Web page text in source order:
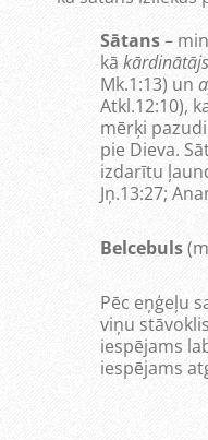
Sātans–
kā kārdinātājs
Mk.1:13) un
Atkl.12:10),
mērķi
pie Dieva.
izdarītu
Jņ.13:27;
Belcebuls
Pēc eņģeļu
viņu
iespējams
iespējams